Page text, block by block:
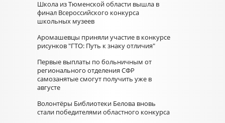
Школа из Тюменской области вышла в
финал Всероссийского конкурса
школьных музеев
Аромашевцы приняли участие в конкурсе
рисунков "ГТО: Путь к знаку отличия"
Первые выплаты по больничным от
регионального отделения СФР
самозанятые смогут получить уже в
августе
Волонтёры Библиотеки Белова вновь
стали победителями областного конкурса